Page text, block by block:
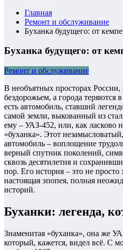
Главная
Ремонт и обслуживание
Буханка будущего: от
Буханка будущего: от
Ремонт и обслуживание
В необъятных просторах России,
бездорожьем, а города теряются
есть автомобиль, ставший
самой земли, выкованный из
ему – УАЗ-452, или, как ласково
«буханка». Этот
автомобиль – воплощение
верный спутник поколений,
сквозь десятилетия и
пор. Его история – это не просто
настоящая эпопея, полная
историй.
Буханки: легенда,
Знаменитая «буханка», она же
который, кажется, видел всё. С